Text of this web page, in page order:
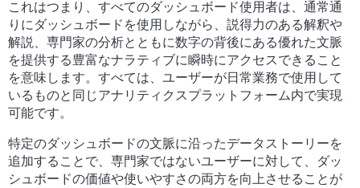
これはつまり、すべてのダッシュボード使用者は、通常通
りにダッシュボードを使用しながら、説得力のある解釈や
解説、専門家の分析とともに数字の背後にある優れた文脈
を提供する豊富なナラティブに瞬時にアクセスできること
を意味します。すべては、ユーザーが日常業務で使用して
いるものと同じアナリティクスプラットフォーム内で実現
可能です。
特定のダッシュボードの文脈に沿ったデータストーリーを
追加することで、専門家ではないユーザーに対して、ダッ
シュボードの価値や使いやすさの両方を向上させることが